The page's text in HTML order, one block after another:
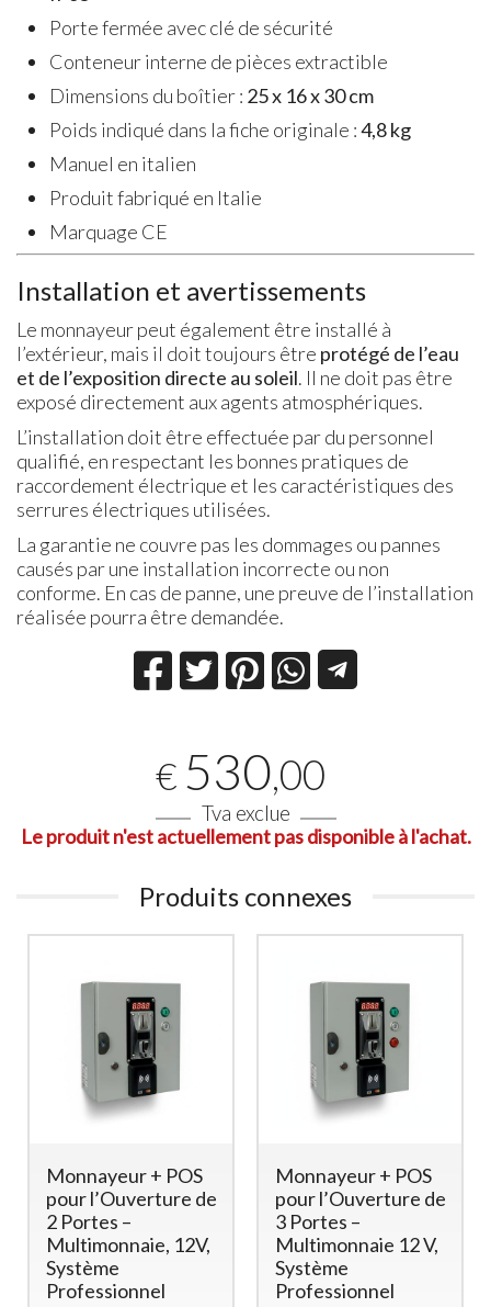
Porte fermée avec clé de sécurité
Conteneur interne de pièces extractible
Dimensions du boîtier : 25 x 16 x 30 cm
Poids indiqué dans la fiche originale :4,8 kg
Manuel en italien
Produit fabriqué en Italie
Marquage CE
Installation et avertissements
Le monnayeur peut également être installé à
l’extérieur, mais il doit toujours être protégé de l’eau
et de l’exposition directe au soleil. Il ne doit pas être
exposé directement aux agents atmosphériques.
L’installation doit être effectuée par du personnel
qualifié, en respectant les bonnes pratiques de
raccordement électrique et les caractéristiques des
serrures électriques utilisées.
La garantie ne couvre pas les dommages ou pannes
causés par une installation incorrecte ou non
conforme. En cas de panne, une preuve de l’installation
réalisée pourra être demandée.
€ 530,00
Tva exclue
Le produit n'est actuellement pas disponible à l'achat.
Produits connexes
Monnayeur + POS
pour l’Ouverture de
2 Portes –
Multimonnaie, 12V,
Système
Professionnel
Monnayeur + POS
pour l’Ouverture de
3 Portes –
Multimonnaie 12 V,
Système
Professionnel